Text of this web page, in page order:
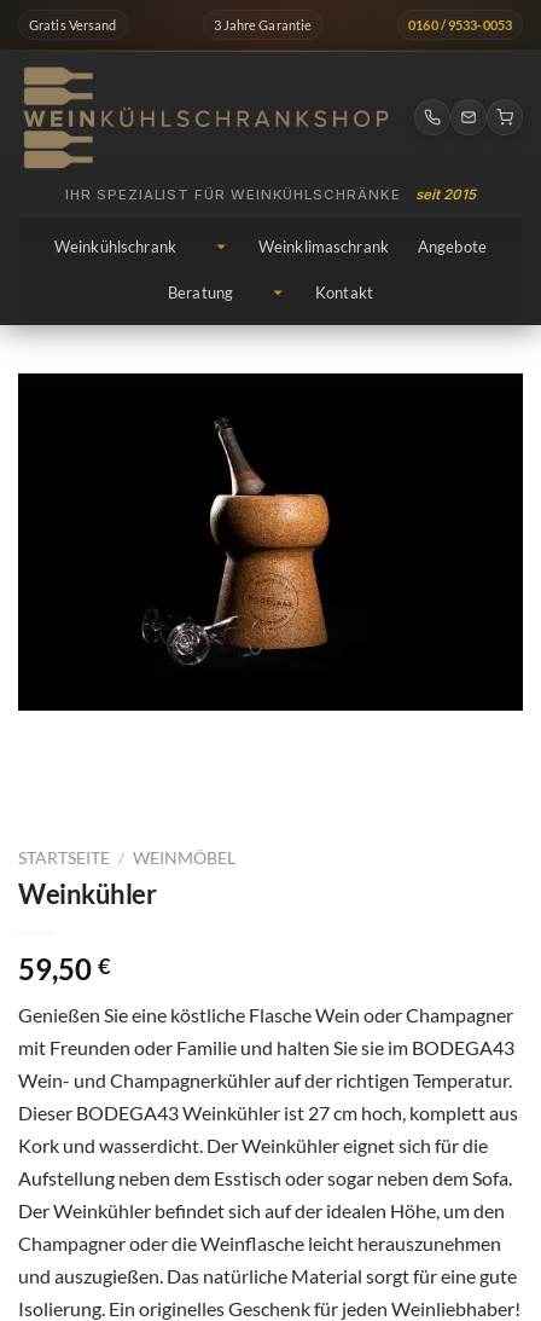
springen
Gratis Versand 3 Jahre Garantie 0160 / 9533-0053
IHR SPEZIALIST FÜR WEINKÜHLSCHRÄNKE seit 2015
Weinkühlschrank Weinklimaschrank Angebote
Beratung Kontakt
STARTSEITE / WEINMÖBEL
Weinkühler
59,50 €
Genießen Sie eine köstliche Flasche Wein oder Champagner
mit Freunden oder Familie und halten Sie sie im BODEGA43
Wein- und Champagnerkühler auf der richtigen Temperatur.
Dieser BODEGA43 Weinkühler ist 27 cm hoch, komplett aus
Kork und wasserdicht. Der Weinkühler eignet sich für die
Aufstellung neben dem Esstisch oder sogar neben dem Sofa.
Der Weinkühler befindet sich auf der idealen Höhe, um den
Champagner oder die Weinflasche leicht herauszunehmen
und auszugießen. Das natürliche Material sorgt für eine gute
Isolierung. Ein originelles Geschenk für jeden Weinliebhaber!